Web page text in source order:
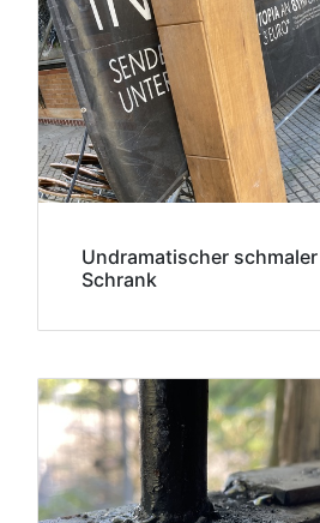
Undramatischer schmaler
Schrank